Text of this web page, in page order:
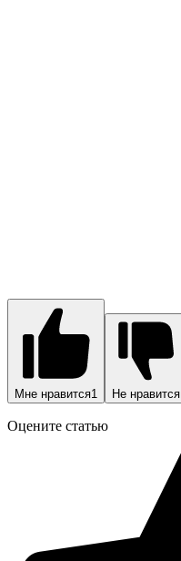
Мне нравится1 Не нравится
Оцените статью